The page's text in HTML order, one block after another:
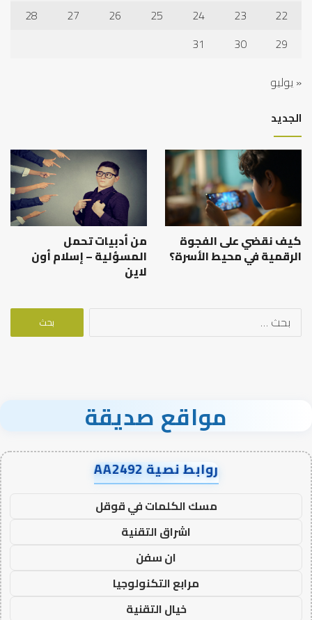
22
23
24
25
26
27
28
29
30
31
« يوليو
الجديد
كيف نقضي على الفجوة
الرقمية في محيط الأسرة؟
من أدبيات تحمل
المسؤلية – إسلام أون
لاين
البحث
مواقع صديقة
روابط نصية AA2492
مسك الكلمات في قوقل
اشراق التقنية
ان سفن
مرابع التكنولوجيا
خيال التقنية